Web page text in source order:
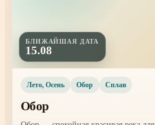
БЛИЖАЙШАЯ ДАТА
15.08
Лето, Осень Обор Сплав
Обор